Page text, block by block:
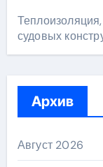
судовых
Архив
Август 2026